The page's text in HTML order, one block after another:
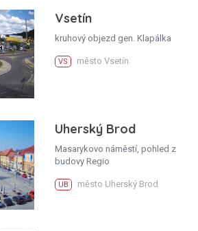
Vsetín
kruhový objezd gen. Klapálka
VS město Vsetín
Uherský Brod
Masarykovo náměstí, pohled z
budovy Regio
UB město Uherský Brod